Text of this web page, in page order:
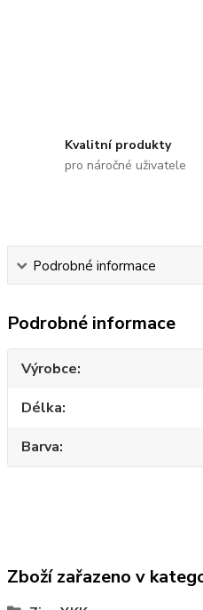
Kvalitní produkty
pro náročné uživatele
Podrobné informace
Podrobné informace
Výrobce
Délka
Barva
Zboží zařazeno v